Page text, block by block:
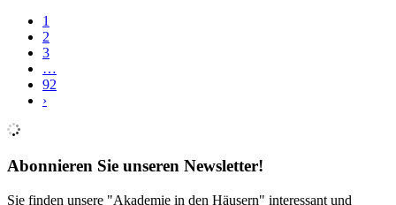
1
2
3
…
92
›
Abonnieren Sie unseren Newsletter!
Sie finden unsere "Akademie in den Häusern" interessant und